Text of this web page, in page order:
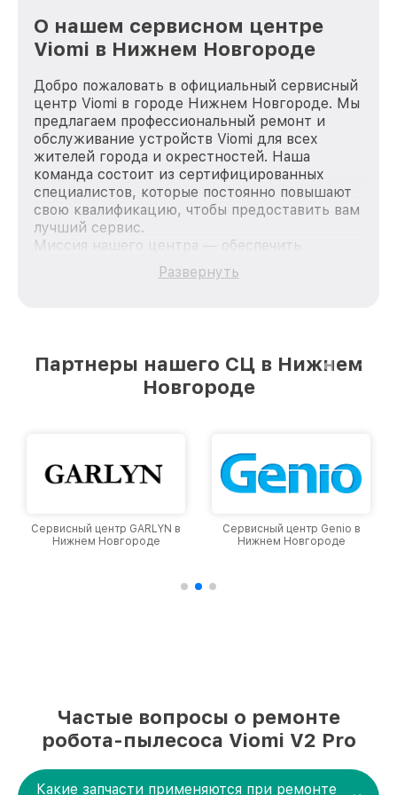
О нашем сервисном центре
Viomi в Нижнем Новгороде
Добро пожаловать в официальный сервисный
центр Viomi в городе Нижнем Новгороде. Мы
предлагаем профессиональный ремонт и
обслуживание устройств Viomi для всех
жителей города и окрестностей. Наша
команда состоит из сертифицированных
специалистов, которые постоянно повышают
свою квалификацию, чтобы предоставить вам
лучший сервис.
Миссия нашего центра — обеспечить
качественный и доступный ремонт для
каждого пользователя продукции Viomi, вне
лучшим сервисным центром Viomi в городе
Нижнем Новгороде, постоянно повышая
Развернуть
Партнеры нашего СЦ в Нижнем
Новгороде
центр GARLYN в
Новгороде
Сервисный центр Genio в
Нижнем Новгороде
Частые вопросы о ремонте
робота-пылесоса Viomi V2 Pro
Какие запчасти применяются при ремонте